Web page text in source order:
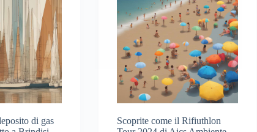
di gas
Scoprite come il Rifiuthlon